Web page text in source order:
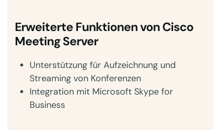
Erweiterte Funktionen von Cisco
Meeting Server
Unterstützung für Aufzeichnung und
Streaming von Konferenzen
Integration mit Microsoft Skype for
Business